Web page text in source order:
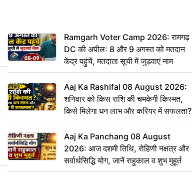
Ramgarh Voter Camp 2026: रामगढ़
DC की अपील: 8 और 9 अगस्त को मतदान
केंद्र पहुंचें, मतदाता सूची में जुड़वाएं नाम
Aaj Ka Rashifal 08 August 2026:
शनिवार को किस राशि की चमकेगी किस्मत,
किसे मिलेगा धन लाभ और करियर में सफलता?
Aaj Ka Panchang 08 August
2026: आज दशमी तिथि, रोहिणी नक्षत्र और
सर्वार्थसिद्धि योग, जानें राहुकाल व शुभ मुहूर्त